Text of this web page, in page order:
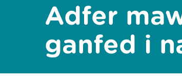
Adfer
ganfed i